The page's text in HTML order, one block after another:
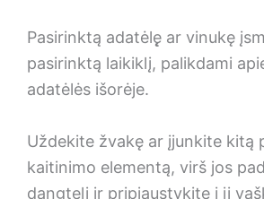
Pasirinktą adatėlę̨ ar vinukę
pasirinktą laikiklį, palikdami
adatėlės išorėje.
Uždekite žvakę ar įjunkite kitą
kaitinimo elementą, virš jos
dangtelį ir pripjaustykite į jį